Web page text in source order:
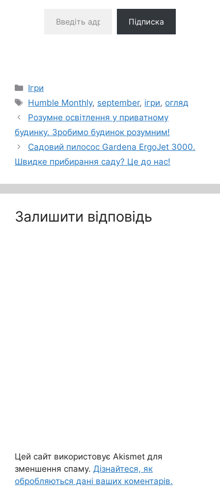
Підписка
Категорії
Ігри
Позначки
Humble Monthly, september, ігри, огляд
Розумне освітлення у приватному
будинку. Зробимо будинок розумним!
Садовий пилосос Gardena ErgoJet 3000.
Швидке прибирання саду? Це до нас!
Залишити відповідь
Цей сайт використовує Akismet для
зменшення спаму. Дізнайтеся, як
обробляються дані ваших коментарів.